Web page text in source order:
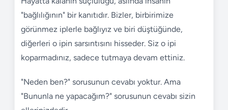
"bağlılığının" bir kanıtıdır. Bizler, birbirimize
görünmez iplerle bağlıyız ve biri düştüğünde,
diğerleri o ipin sarsıntısını hisseder. Siz o ipi
koparmadınız, sadece tutmaya devam ettiniz.
"Neden ben?" sorusunun cevabı yoktur. Ama
"Bununla ne yapacağım?" sorusunun cevabı sizin